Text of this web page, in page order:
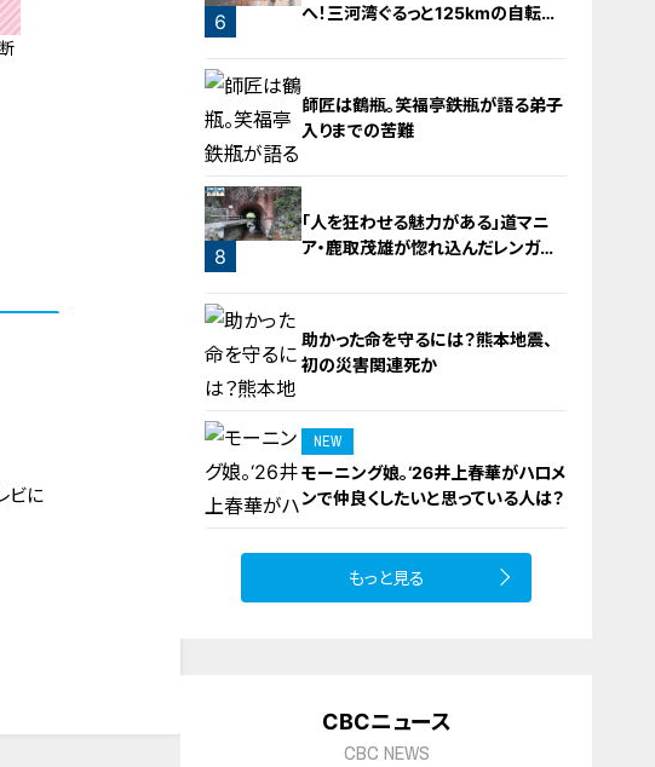
ビに
5
6
へ！三河湾ぐるっと125kmの自転車
7
師匠は鶴瓶。笑福亭鉄瓶が語る弟子
入りまでの苦難
8
「人を狂わせる魅力がある」道マニ
ア・鹿取茂雄が惚れ込んだレンガの
9
助かった命を守るには？熊本地震、
初の災害関連死か
NEW
モーニング娘。‘26井上春華がハロメ
ンで仲良くしたいと思っている人は？
もっと見る
CBCニュース
CBC NEWS